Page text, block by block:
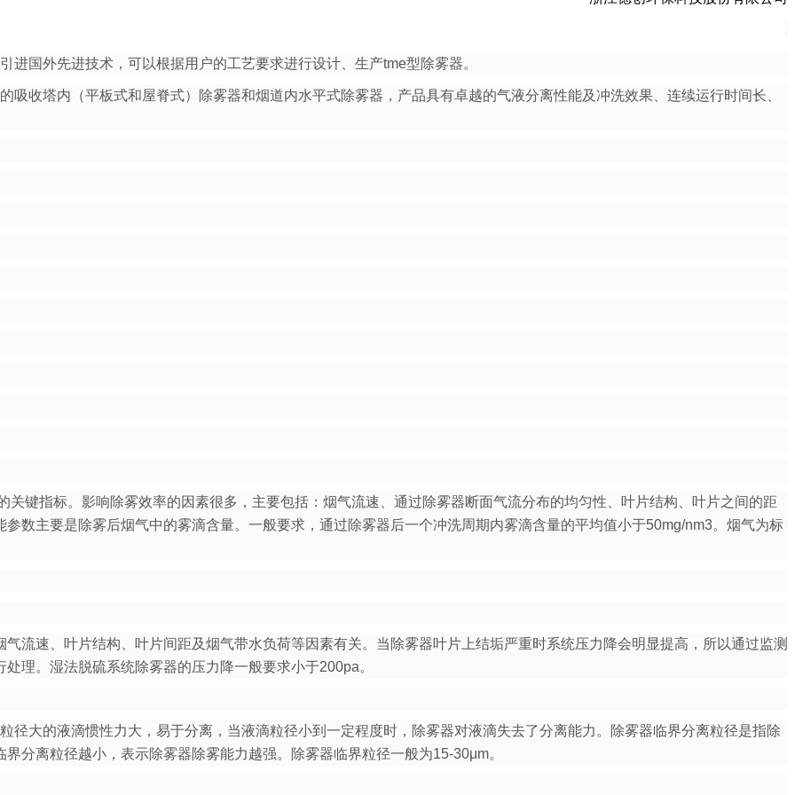
国外先进技术，可以根据用户的工艺要求进行设计、生产tme型除雾器。
塔内（平板式和屋脊式）除雾器和烟道内水平式除雾器，产品具有卓越的气液分离性能及冲洗效果、连续运行时间长、
键指标。影响除雾效率的因素很多，主要包括：烟气流速、通过除雾器断面气流分布的均匀性、叶片结构、叶片之间的距
数主要是除雾后烟气中的雾滴含量。一般要求，通过除雾器后一个冲洗周期内雾滴含量的平均值小于50mg/nm3。烟气为标
流速、叶片结构、叶片间距及烟气带水负荷等因素有关。当除雾器叶片上结垢严重时系统压力降会明显提高，所以通过监测
理。湿法脱硫系统除雾器的压力降一般要求小于200pa。
大的液滴惯性力大，易于分离，当液滴粒径小到一定程度时，除雾器对液滴失去了分离能力。除雾器临界分离粒径是指除
临界分离粒径越小，表示除雾器除雾能力越强。除雾器临界粒径一般为15-30μm。